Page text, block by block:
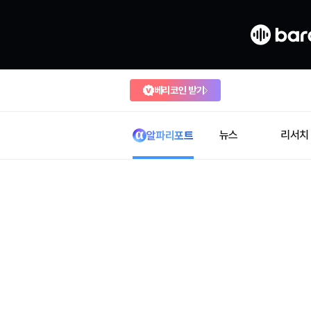
베리코인 받기
알파리포트 뉴스 리서치